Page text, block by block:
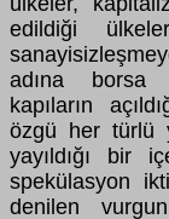
edildiği
adına borsa
kapıların
özgü her türlü
yayıldığı bir
spekülasyon
denilen